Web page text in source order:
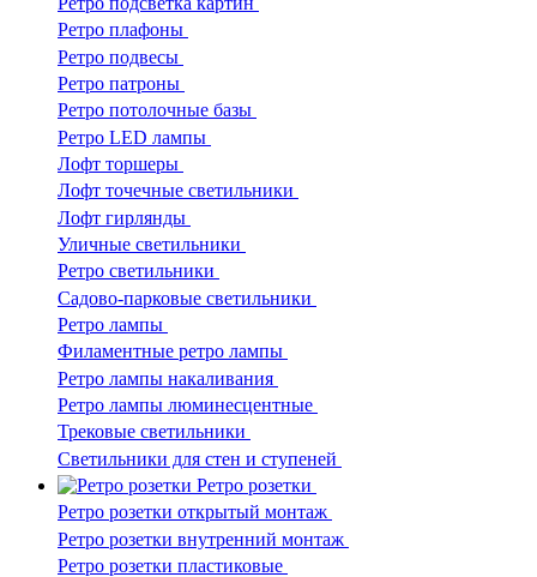
Ретро плафоны
Ретро подвесы
Ретро патроны
Ретро потолочные базы
Ретро LED лампы
Лофт торшеры
Лофт точечные светильники
Лофт гирлянды
Уличные светильники
Ретро светильники
Садово-парковые светильники
Ретро лампы
Филаментные ретро лампы
Ретро лампы накаливания
Ретро лампы люминесцентные
Трековые светильники
Светильники для стен и ступеней
Ретро розетки
Ретро розетки открытый монтаж
Ретро розетки внутренний монтаж
Ретро розетки пластиковые